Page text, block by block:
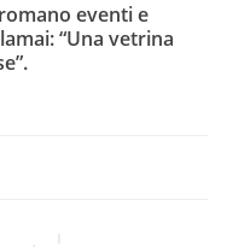
eventi e
“Una vetrina